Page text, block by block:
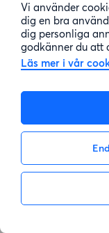
Vi använder
dig en bra
dig personliga
godkänner du att
Läs mer i vår